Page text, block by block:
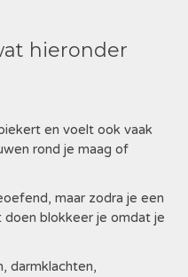
hieronder
en voelt ook vaak
rond je maag of
maar zodra je een
blokkeer je omdat je
darmklachten,